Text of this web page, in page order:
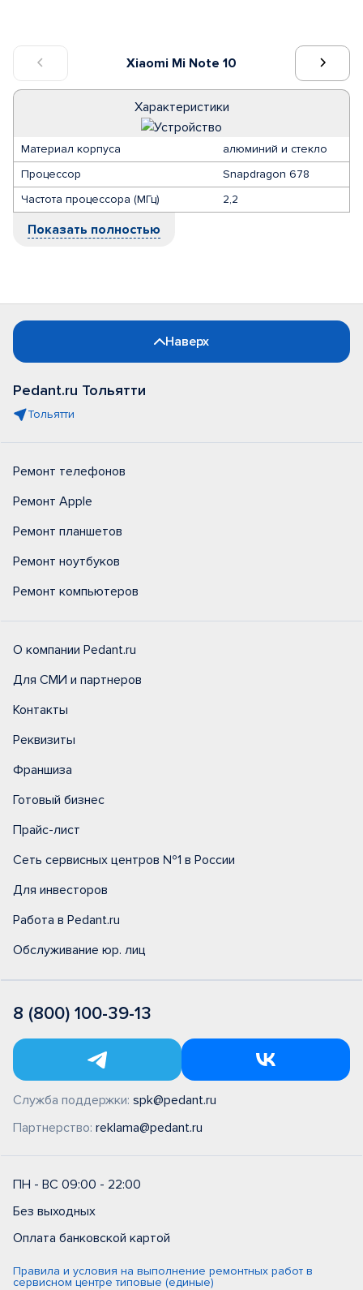
Xiaomi Mi Note 10
Характеристики
Материал корпуса
алюминий и стекло
Процессор
Snapdragon 678
Частота процессора (МГц)
2,2
Показать полностью
Наверх
Pedant.ru Тольятти
Тольятти
Ремонт телефонов
Ремонт Apple
Ремонт планшетов
Ремонт ноутбуков
Ремонт компьютеров
О компании Pedant.ru
Для СМИ и партнеров
Контакты
Реквизиты
Франшиза
Готовый бизнес
Прайс-лист
Сеть сервисных центров №1 в России
Для инвесторов
Работа в Pedant.ru
Обслуживание юр. лиц
8 (800) 100-39-13
Служба поддержки: spk@pedant.ru
Партнерство: reklama@pedant.ru
ПН - ВС 09:00 - 22:00
Без выходных
Оплата банковской картой
Правила и условия на выполнение ремонтных работ в
сервисном центре типовые (единые)